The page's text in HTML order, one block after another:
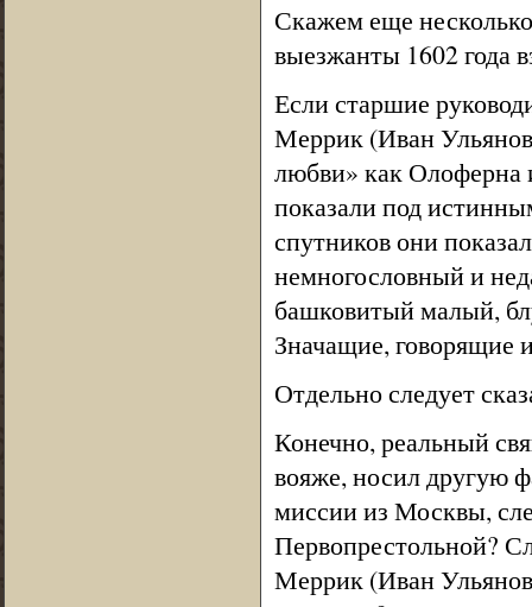
Скажем еще
выезжанты 1602 года
Если старшие
Меррик (Иван
любви» как Олоферна
показали под
спутников они
немногословный и
башковитый малый,
Значащие, говорящие
Отдельно следует
Конечно, реальный
вояже, носил другую
миссии из Москвы,
Первопрестольной?
Меррик (Иван